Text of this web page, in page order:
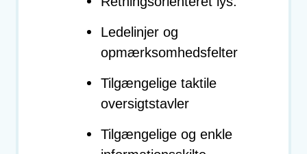
Ledelinjer og
opmærksomhedsfelter
Tilgængelige taktile
oversigtstavler
Tilgængelige og enkle